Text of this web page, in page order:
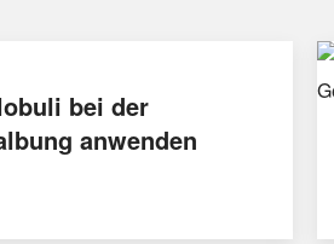
bei der
anwenden